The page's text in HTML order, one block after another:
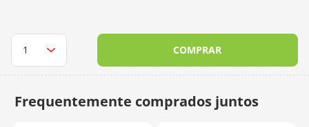
COMPRAR
9
10º charme
charme